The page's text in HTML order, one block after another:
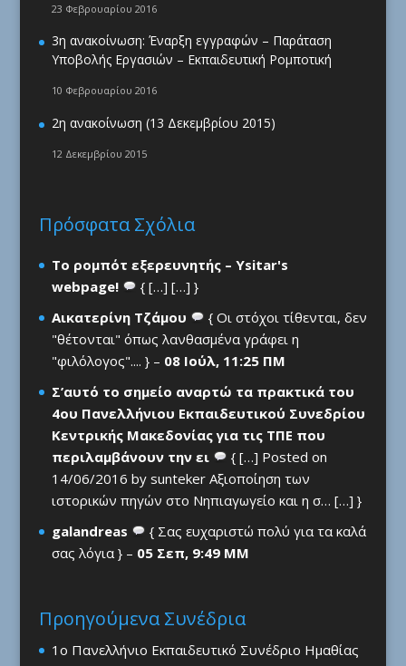
23 Φεβρουαρίου 2016
3η ανακοίνωση: Έναρξη εγγραφών – Παράταση
Υποβολής Εργασιών – Εκπαιδευτική Ρομποτική
10 Φεβρουαρίου 2016
2η ανακοίνωση (13 Δεκεμβρίου 2015)
12 Δεκεμβρίου 2015
Πρόσφατα Σχόλια
Το ρομπότ εξερευνητής – Ysitar's
webpage!
{ […] […] }
Αικατερίνη Τζάμου
{ Οι στόχοι τίθενται, δεν
"θέτονται" όπως λανθασμένα γράφει η
"φιλόλογος".... } – 08 Ιούλ, 11:25 ΠΜ
Σ’αυτό το σημείο αναρτώ τα πρακτικά του
4ου Πανελλήνιου Εκπαιδευτικού Συνεδρίου
Κεντρικής Μακεδονίας για τις ΤΠΕ που
περιλαμβάνουν την ει
{ […] Posted on
14/06/2016 by sunteker Αξιοποίηση των
ιστορικών πηγών στο Νηπιαγωγείο και η σ… […] }
galandreas
{ Σας ευχαριστώ πολύ για τα καλά
σας λόγια } – 05 Σεπ, 9:49 ΜΜ
Προηγούμενα Συνέδρια
1ο Πανελλήνιο Εκπαιδευτικό Συνέδριο Ημαθίας